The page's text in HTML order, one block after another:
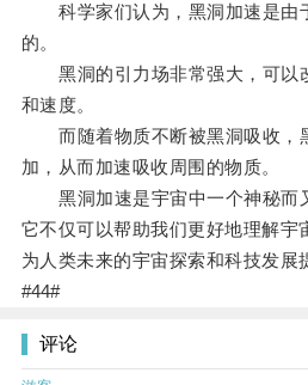
科学家们认为，黑洞加速是由
的。
黑洞的引力场非常强大，可以
和速度。
而随着物质不断被黑洞吸收，
加，从而加速吸收周围的物质。
黑洞加速是宇宙中一个神秘而
它不仅可以帮助我们更好地理解宇
为人类未来的宇宙探索和科技发展
#44#
评论